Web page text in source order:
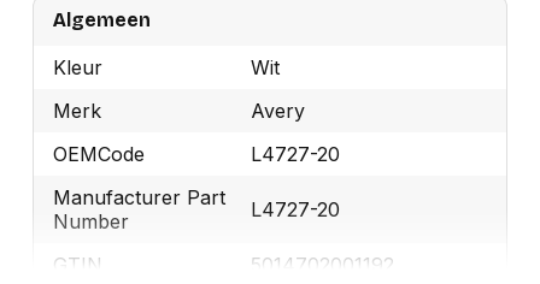
Algemeen
Kleur
Wit
Merk
Avery
OEMCode
L4727-20
Manufacturer Part
Number
L4727-20
GTIN 5014702001192